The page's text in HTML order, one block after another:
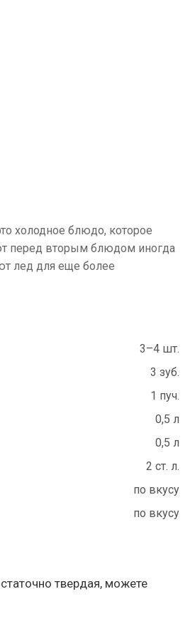
холодное блюдо, которое
перед вторым блюдом иногда
лед для еще более
3–4 шт.
3 зуб.
1 пуч.
0,5 л
0,5 л
2 ст. л.
по вкусу
по вкусу
твердая, можете